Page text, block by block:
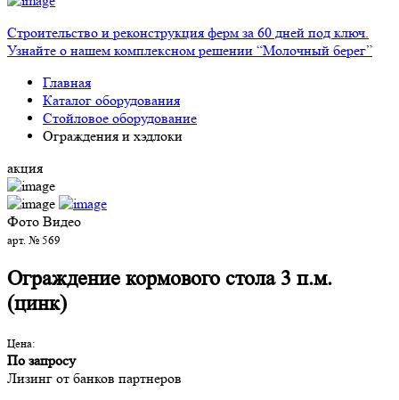
Строительство и реконструкция ферм за 60 дней под ключ.
Узнайте о нашем комплексном решении “Молочный берег”
Главная
Каталог оборудования
Стойловое оборудование
Ограждения и хэдлоки
акция
Фото Видео
арт. № 569
Ограждение кормового стола 3 п.м.
(цинк)
Цена:
По запросу
Лизинг от банков партнеров